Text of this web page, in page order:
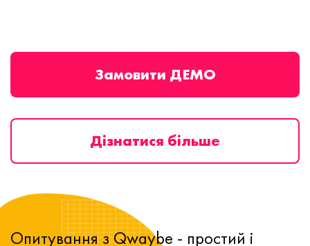
Замовити ДЕМО
Дізнатися більше
Опитування з Qwaybe - простий і